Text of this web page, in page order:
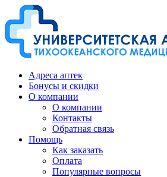
Адреса аптек
Бонусы и скидки
О компании
О компании
Контакты
Обратная связь
Помощь
Как заказать
Оплата
Популярные вопросы